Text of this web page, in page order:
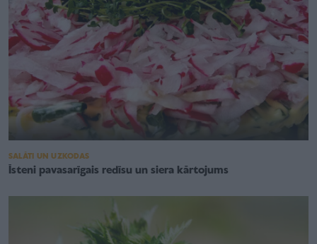
SALĀTI UN UZKODAS
Īsteni pavasarīgais redīsu un siera kārtojums